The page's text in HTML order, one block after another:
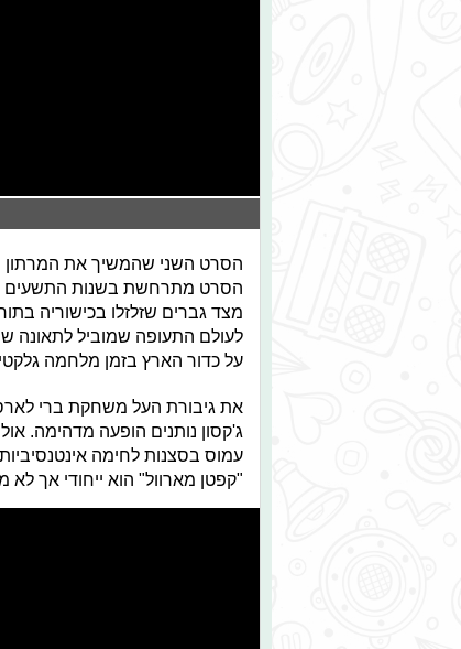
הסרט השני שהמשיך את המרתון
הסרט מתרחשת בשנות התשעים
מצד גברים שזלזלו בכישוריה
לעולם התעופה שמוביל לתאונה
על כדור הארץ בזמן מלחמה
את גיבורת העל משחקת ברי
ג'קסון נותנים הופעה מדהימה.
עמוס בסצנות לחימה
"קפטן מארוול" הוא ייחודי אך